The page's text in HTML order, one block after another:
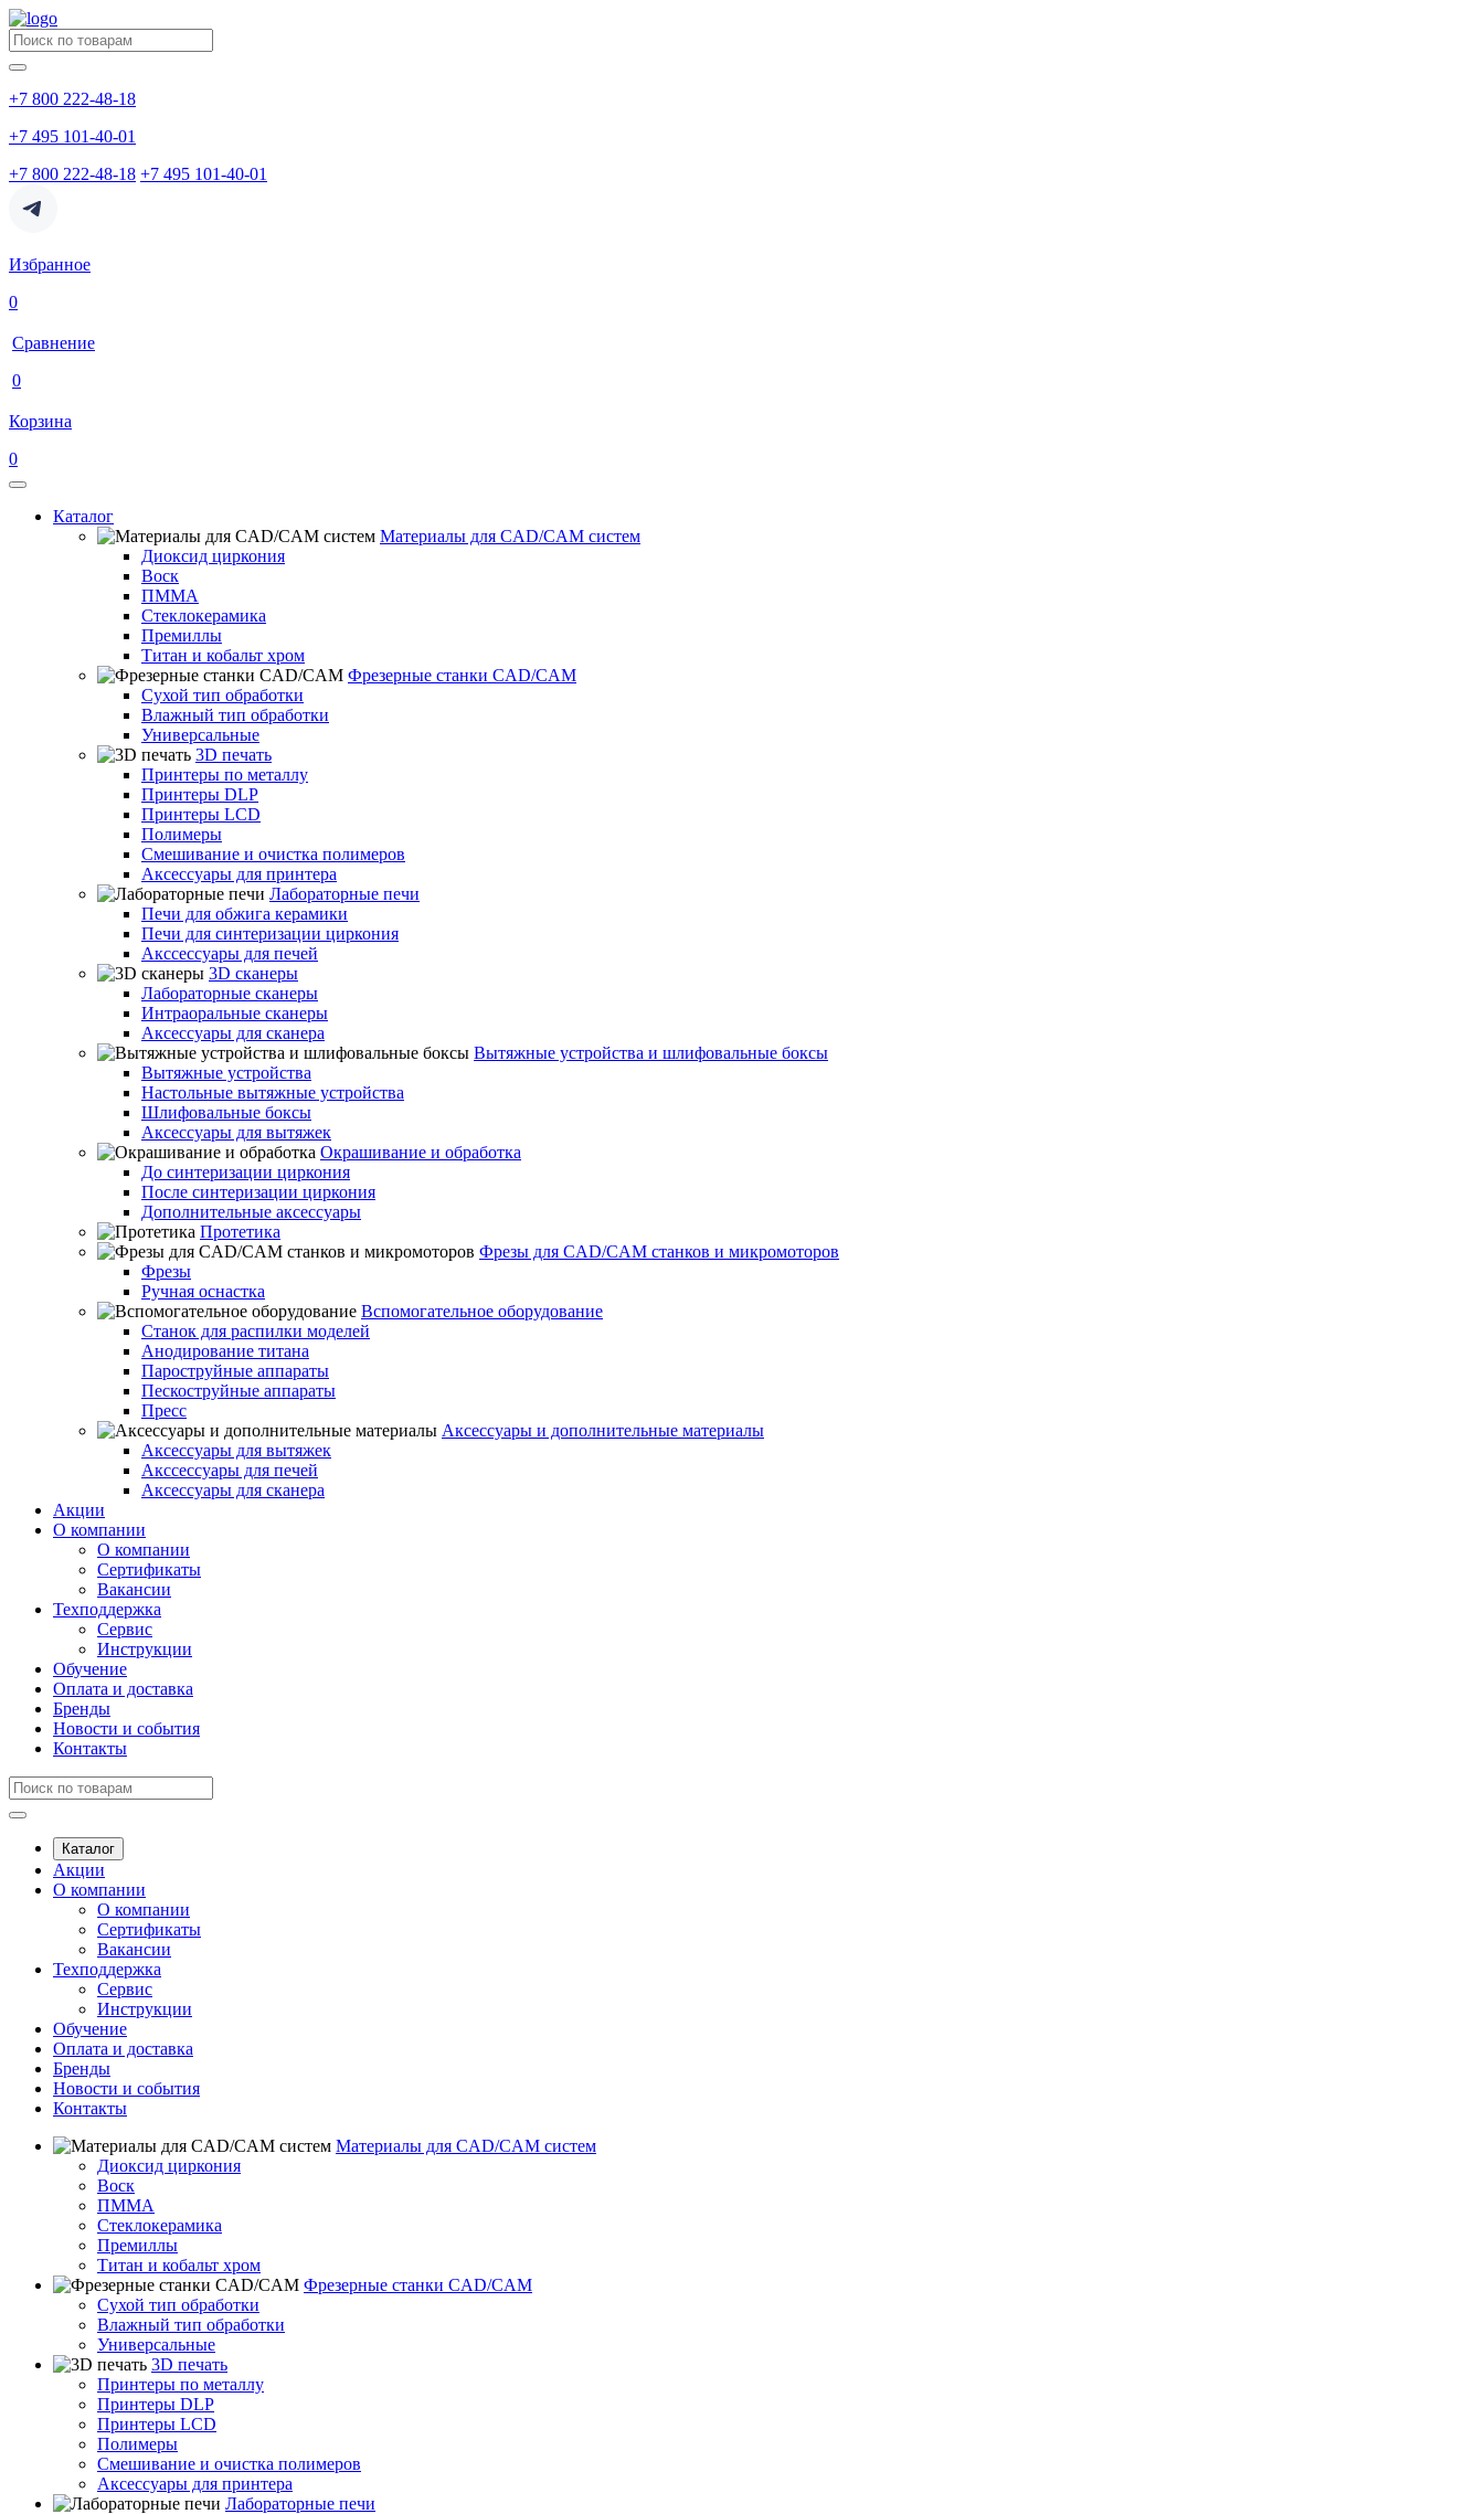
+7 800 222-48-18
+7 495 101-40-01
+7 800 222-48-18 +7 495 101-40-01
Избранное
0
Сравнение
0
Корзина
0
Каталог
Материалы для CAD/CAM систем
Диоксид циркония
Воск
ПММА
Стеклокерамика
Премиллы
Титан и кобальт хром
Фрезерные станки CAD/CAM
Сухой тип обработки
Влажный тип обработки
Универсальные
3D печать
Принтеры по металлу
Принтеры DLP
Принтеры LCD
Полимеры
Смешивание и очистка полимеров
Аксессуары для принтера
Лабораторные печи
Печи для обжига керамики
Печи для синтеризации циркония
Акссессуары для печей
3D сканеры
Лабораторные сканеры
Интраоральные сканеры
Аксессуары для сканера
Вытяжные устройства и шлифовальные боксы
Вытяжные устройства
Настольные вытяжные устройства
Шлифовальные боксы
Аксессуары для вытяжек
Окрашивание и обработка
До синтеризации циркония
После синтеризации циркония
Дополнительные аксессуары
Протетика
Фрезы для CAD/CAM станков и микромоторов
Фрезы
Ручная оснастка
Вспомогательное оборудование
Станок для распилки моделей
Анодирование титана
Пароструйные аппараты
Пескоструйные аппараты
Пресс
Аксессуары и дополнительные материалы
Аксессуары для вытяжек
Акссессуары для печей
Аксессуары для сканера
Акции
О компании
О компании
Сертификаты
Вакансии
Техподдержка
Сервис
Инструкции
Обучение
Оплата и доставка
Бренды
Новости и события
Контакты
Каталог
Акции
О компании
О компании
Сертификаты
Вакансии
Техподдержка
Сервис
Инструкции
Обучение
Оплата и доставка
Бренды
Новости и события
Контакты
Материалы для CAD/CAM систем
Диоксид циркония
Воск
ПММА
Стеклокерамика
Премиллы
Титан и кобальт хром
Фрезерные станки CAD/CAM
Сухой тип обработки
Влажный тип обработки
Универсальные
3D печать
Принтеры по металлу
Принтеры DLP
Принтеры LCD
Полимеры
Смешивание и очистка полимеров
Аксессуары для принтера
Лабораторные печи